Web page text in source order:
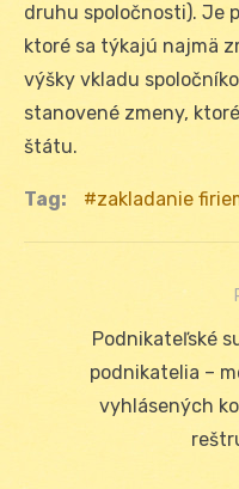
druhu spoločnosti). Je
ktoré sa týkajú najmä
výšky vkladu
stanovené zmeny,
štátu.
Tag: zakladanie
Navigácia
článku
PreviousPodnikateľské
podnikatelia –
vyhlásených